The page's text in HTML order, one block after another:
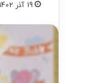
19 آذر 1402